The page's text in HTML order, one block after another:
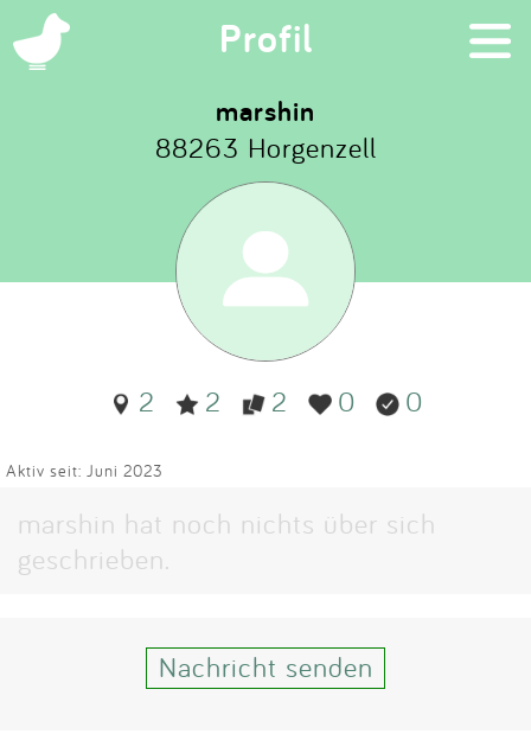
Profil ×
Suchen
Eintragen
App
Blog
Partner
Impressum
marshin
88263 Horgenzell
2 2 2 0 0
Aktiv seit: Juni 2023
marshin hat noch nichts über sich
geschrieben.
Nachricht senden